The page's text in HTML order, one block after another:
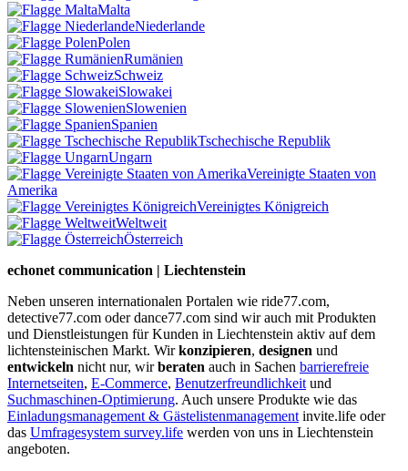
Malta
Niederlande
Polen
Rumänien
Schweiz
Slowakei
Slowenien
Spanien
Tschechische Republik
Ungarn
Vereinigte Staaten von
Amerika
Vereinigtes Königreich
Weltweit
Österreich
echonet communication | Liechtenstein
Neben unseren internationalen Portalen wie ride77.com,
detective77.com oder dance77.com sind wir auch mit Produkten
und Dienstleistungen für Kunden in Liechtenstein aktiv auf dem
lichtensteinischen Markt. Wirkonzipieren, designen und
entwickeln nicht nur, wirberaten auch in Sachen barrierefreie
Internetseiten, E-Commerce, Benutzerfreundlichkeit und
Suchmaschinen-Optimierung. Auch unsere Produkte wie das
Einladungsmanagement & Gästelistenmanagement invite.life oder
das Umfragesystem survey.life werden von uns in Liechtenstein
angeboten.